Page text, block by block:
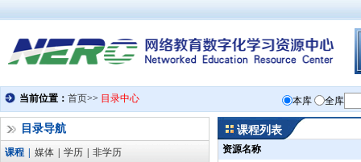
目录导航
课程 媒体 学历
非学历
课程列表
资源名称